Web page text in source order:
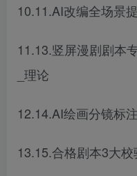
10.11.AI改编全场景
11.13.竖屏漫剧剧本
_理论
12.14.AI绘画分镜标
13.15.合格剧本3大